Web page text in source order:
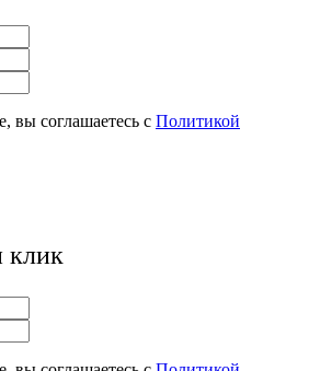
вы соглашаетесь с Политикой
клик